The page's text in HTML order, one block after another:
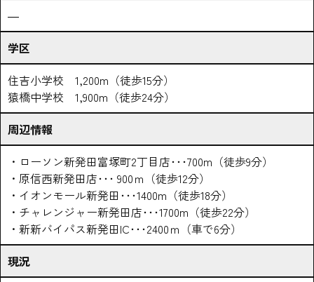
―
学区
住吉小学校 1,200m（徒歩15分）
猿橋中学校 1,900m（徒歩24分）
周辺情報
・ローソン新発田富塚町2丁目店･･･700m（徒歩9分）
・原信西新発田店･･･ 900ｍ（徒歩12分）
・イオンモール新発田･･･1400m（徒歩18分）
・チャレンジャー新発田店･･･1700m（徒歩22分）
・新新バイパス新発田IC･･･2400ｍ（車で6分）
現況